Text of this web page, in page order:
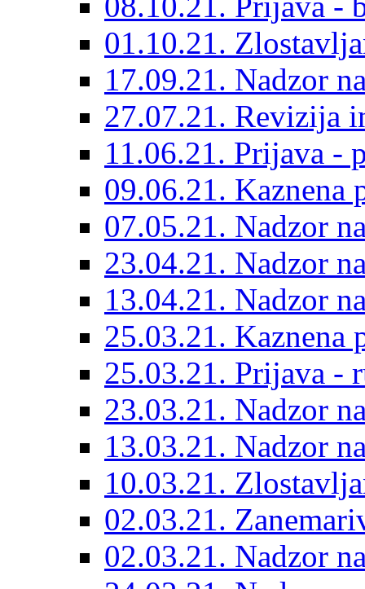
01.10.21.
17.09.21. Nadzor
27.07.21. Revizija
11.06.21. Prijava -
09.06.21. Kaznena
07.05.21. Nadzor
23.04.21. Nadzor
13.04.21. Nadzor
25.03.21. Kaznena
25.03.21. Prijava -
23.03.21. Nadzor
13.03.21. Nadzor
10.03.21.
02.03.21.
02.03.21. Nadzor